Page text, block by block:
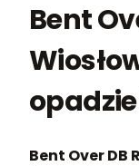
Bent
Bent Over DB